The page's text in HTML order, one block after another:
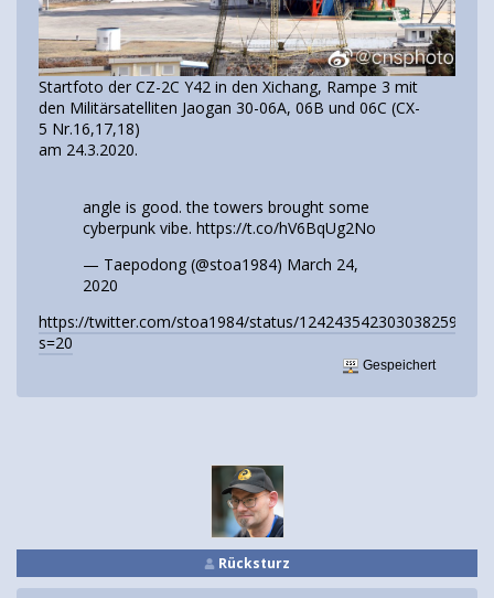
Startfoto der CZ-2C Y42 in den Xichang, Rampe 3 mit
den Militärsatelliten Jaogan 30-06A, 06B und 06C (CX-
5 Nr.16,17,18)
am 24.3.2020.
angle is good. the towers brought some
cyberpunk vibe. https://t.co/hV6BqUg2No
— Taepodong (@stoa1984) March 24,
2020
https://twitter.com/stoa1984/status/1242435423030382594?
s=20
Gespeichert
Rücksturz